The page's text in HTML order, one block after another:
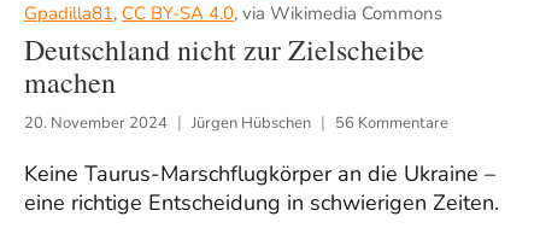
Gpadilla81, CC BY-SA 4.0, via Wikimedia Commons
Deutschland nicht zur Zielscheibe
machen
20. November 2024 Jürgen Hübschen 56 Kommentare
Keine Taurus-Marschflugkörper an die Ukraine –
eine richtige Entscheidung in schwierigen Zeiten.